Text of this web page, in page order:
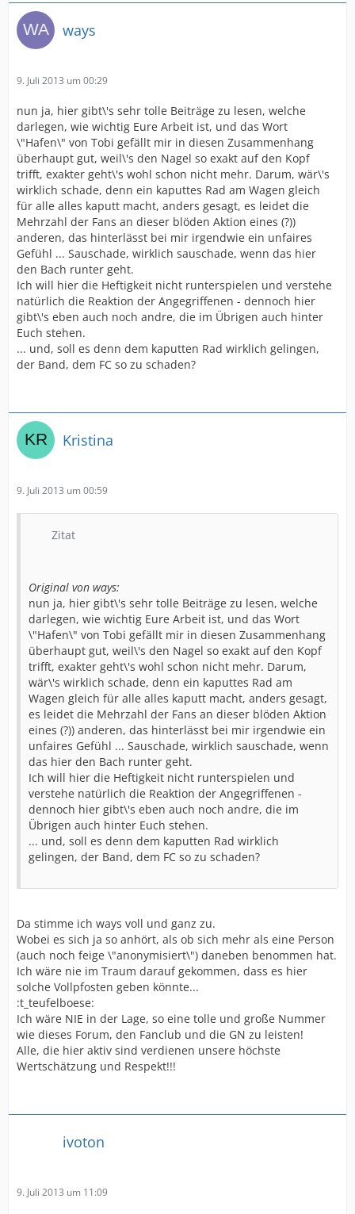
unvermeidlichen vollpfosten und soziopathen euer
baby nicht kaputt machen.
es würde euch im nachhinein auch auf ewig fehlen (ich
weiß, wovon ich spreche).
ways
9. Juli 2013 um 00:29
nun ja, hier gibt\'s sehr tolle Beiträge zu lesen, welche
darlegen, wie wichtig Eure Arbeit ist, und das Wort
\"Hafen\" von Tobi gefällt mir in diesen Zusammenhang
überhaupt gut, weil\'s den Nagel so exakt auf den Kopf
trifft, exakter geht\'s wohl schon nicht mehr. Darum, wär\'s
wirklich schade, denn ein kaputtes Rad am Wagen gleich
für alle alles kaputt macht, anders gesagt, es leidet die
Mehrzahl der Fans an dieser blöden Aktion eines (?))
anderen, das hinterlässt bei mir irgendwie ein unfaires
Gefühl ... Sauschade, wirklich sauschade, wenn das hier
den Bach runter geht.
Ich will hier die Heftigkeit nicht runterspielen und verstehe
natürlich die Reaktion der Angegriffenen - dennoch hier
gibt\'s eben auch noch andre, die im Übrigen auch hinter
Euch stehen.
... und, soll es denn dem kaputten Rad wirklich gelingen,
der Band, dem FC so zu schaden?
Kristina
9. Juli 2013 um 00:59
Zitat
Original von ways:
nun ja, hier gibt\'s sehr tolle Beiträge zu lesen, welche
darlegen, wie wichtig Eure Arbeit ist, und das Wort
\"Hafen\" von Tobi gefällt mir in diesen Zusammenhang
überhaupt gut, weil\'s den Nagel so exakt auf den Kopf
trifft, exakter geht\'s wohl schon nicht mehr. Darum,
wär\'s wirklich schade, denn ein kaputtes Rad am
Wagen gleich für alle alles kaputt macht, anders gesagt,
es leidet die Mehrzahl der Fans an dieser blöden Aktion
eines (?)) anderen, das hinterlässt bei mir irgendwie ein
unfaires Gefühl ... Sauschade, wirklich sauschade, wenn
das hier den Bach runter geht.
Ich will hier die Heftigkeit nicht runterspielen und
verstehe natürlich die Reaktion der Angegriffenen -
dennoch hier gibt\'s eben auch noch andre, die im
Übrigen auch hinter Euch stehen.
... und, soll es denn dem kaputten Rad wirklich
gelingen, der Band, dem FC so zu schaden?
Da stimme ich ways voll und ganz zu.
Wobei es sich ja so anhört, als ob sich mehr als eine Person
(auch noch feige \"anonymisiert\") daneben benommen hat.
Ich wäre nie im Traum darauf gekommen, dass es hier
solche Vollpfosten geben könnte...
:t_teufelboese:
Ich wäre NIE in der Lage, so eine tolle und große Nummer
wie dieses Forum, den Fanclub und die GN zu leisten!
Alle, die hier aktiv sind verdienen unsere höchste
Wertschätzung und Respekt!!!
ivoton
9. Juli 2013 um 11:09